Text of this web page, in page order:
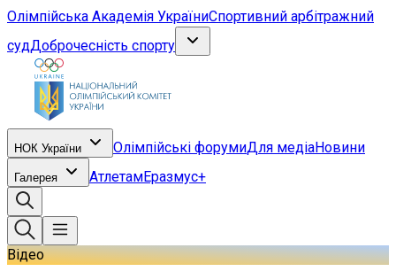
Олімпійська Академія УкраїниСпортивний арбітражний
судДоброчесність спорту
НОК України Олімпійські форумиДля медіаНовини
Галерея АтлетамЕразмус+
Відео